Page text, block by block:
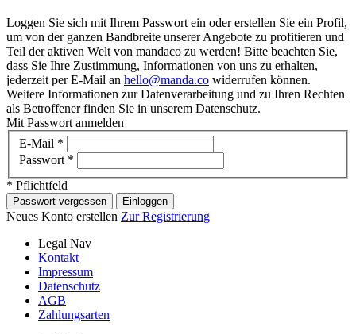
Loggen Sie sich mit Ihrem Passwort ein oder erstellen Sie ein Profil,
um von der ganzen Bandbreite unserer Angebote zu profitieren und
Teil der aktiven Welt von mandaco zu werden! Bitte beachten Sie,
dass Sie Ihre Zustimmung, Informationen von uns zu erhalten,
jederzeit per E-Mail an hello@manda.co widerrufen können.
Weitere Informationen zur Datenverarbeitung und zu Ihren Rechten
als Betroffener finden Sie in unserem Datenschutz.
Mit Passwort anmelden
E-Mail *
Passwort *
* Pflichtfeld
Passwort vergessen Einloggen
Neues Konto erstellen Zur Registrierung
Legal Nav
Kontakt
Impressum
Datenschutz
AGB
Zahlungsarten